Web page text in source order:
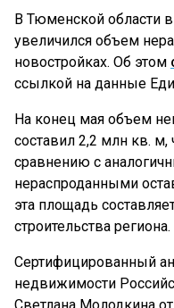
В Тюменской области
увеличился объем
новостройках. Об этом
ссылкой на данные
На конец мая объем
составил 2,2 млн кв. м,
сравнению с
нераспроданными
эта площадь
строительства региона.
Сертифицированный
недвижимости